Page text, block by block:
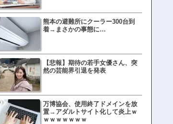
熊本の避難所にクーラー300台到
着→まさかの事態に…
【悲報】期待の若手女優さん、突
然の芸能界引退を発表
万博協会、使用終了ドメインを放
置→アダルトサイト化して炎上ｗ
ｗｗｗｗｗｗｗ
有吉「うまくても絶対に行
ない店」がこちら…ネット
母親「息子の借りた本が心
真をSNS投稿→司書らから
元TOKIO山口達也、家賃3.4
の新居を公開ｗｗｗｗｗｗ